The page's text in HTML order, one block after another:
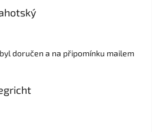
doručen a na připomínku mailem